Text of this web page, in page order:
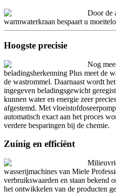
Door de
warmwaterkraan bespaart u
Hoogste precisie
Nog
beladingsherkenning Plus meet de
de wastrommel. Daarnaast wordt
ingegeven beladingsgewicht
kunnen water en energie zeer
afgestemd. Met
automatisch exact aan het proces
verdere besparingen bij de chemie.
Zuinig en efficiënt
wasserijmachines van Miele
verbruikswaarden en staan bekend
het ontwikkelen van de producten